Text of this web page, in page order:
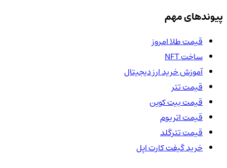
پیوندهای مهم
قیمت طلا امروز
ساخت NFT
آموزش خرید ارز دیجیتال
قیمت تتر
قیمت بیت کوین
قیمت اتریوم
قیمت تترگلد
خرید گیفت کارت اپل